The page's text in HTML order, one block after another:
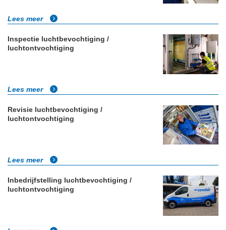
Lees meer
Inspectie luchtbevochtiging /
luchtontvochtiging
Lees meer
Revisie luchtbevochtiging /
luchtontvochtiging
Lees meer
Inbedrijfstelling luchtbevochtiging /
luchtontvochtiging